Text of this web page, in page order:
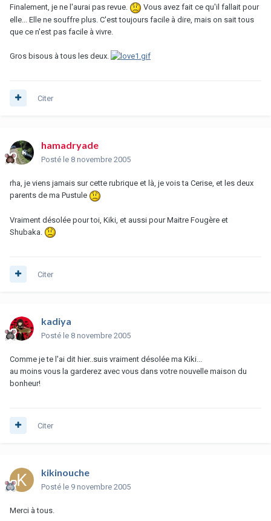
Finalement, je ne l'aurai pas revue.
Vous avez fait ce qu'il fallait pour
elle... Elle ne souffre plus. C'est toujours facile à dire, mais on sait tous
que ce n'est pas facile à vivre.
Gros bisous à tous les deux.
Citer
hamadryade
Posté le 8 novembre 2005
rha, je viens jamais sur cette rubrique et là, je vois ta Cerise, et les deux
parents de ma Pustule
Vraiment désolée pour toi, Kiki, et aussi pour Maitre Fougère et
Shubaka.
Citer
kadiya
Posté le 8 novembre 2005
Comme je te l'ai dit hier..suis vraiment désolée ma Kiki...
au moins vous la garderez avec vous dans votre nouvelle maison du
bonheur!
Citer
kikinouche
Posté le 9 novembre 2005
Merci à tous.